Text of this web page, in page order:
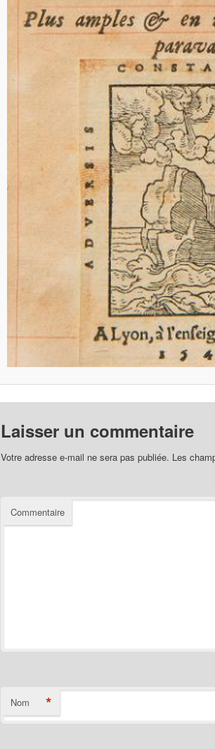
Laisser un commentaire
Votre adresse e-mail ne sera pas publiée. Les
Commentaire
Nom *